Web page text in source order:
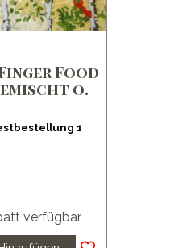
Food
o.
1
verfügbar